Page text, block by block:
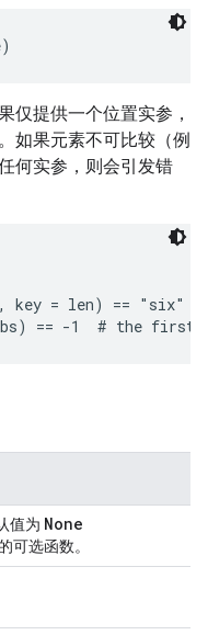
仅提供一个位置实参，
如果元素不可比较（例
何实参，则会引发错
= len) == "six"
值为 None
可选函数。